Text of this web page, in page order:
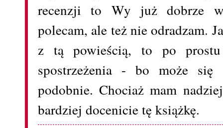
recenzji to Wy już dobrze
polecam, ale też nie odradzam.
z tą powieścią, to po
spostrzeżenia - bo może
podobnie. Chociaż mam
bardziej docenicie tę książkę.